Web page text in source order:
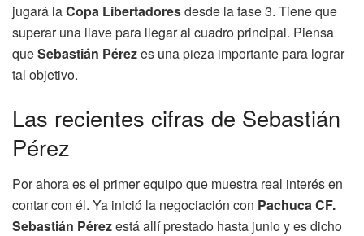
jugará laCopa Libertadoresdesde la fase 3. Tiene que
superar una llave para llegar al cuadro principal. Piensa
queSebastián Pérezes una pieza importante para lograr
tal objetivo.
Las recientes cifras de Sebastián
Pérez
Por ahora es el primer equipo que muestra real interés en
contar con él. Ya inició la negociación con Pachuca CF.
Sebastián Pérezestá allí prestado hasta junio y es dicho